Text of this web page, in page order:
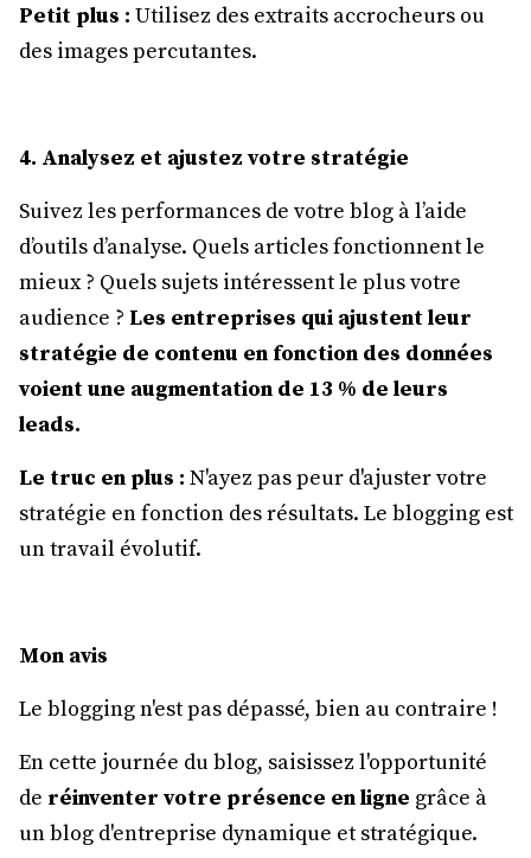
Petit plus : Utilisez des extraits accrocheurs ou
des images percutantes.
4. Analysez et ajustez votre stratégie
Suivez les performances de votre blog à l’aide
d’outils d’analyse. Quels articles fonctionnent le
mieux ? Quels sujets intéressent le plus votre
audience ? Les entreprises qui ajustent leur
stratégie de contenu en fonction des données
voient une augmentation de 13 % de leurs
leads.
Le truc en plus : N'ayez pas peur d'ajuster votre
stratégie en fonction des résultats. Le blogging est
un travail évolutif.
Mon avis
Le blogging n'est pas dépassé, bien au contraire !
En cette journée du blog, saisissez l'opportunité
de réinventer votre présence en ligne grâce à
un blog d'entreprise dynamique et stratégique.